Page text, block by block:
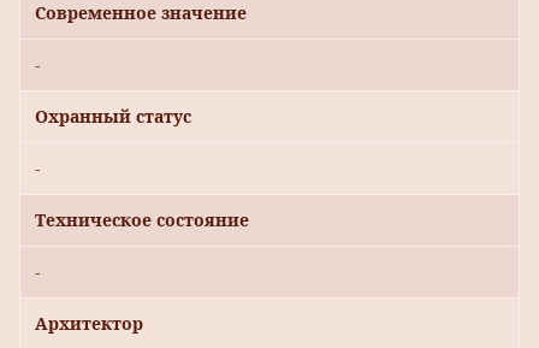
Современное значение
-
Охранный статус
-
Техническое состояние
-
Архитектор